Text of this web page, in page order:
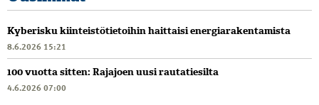
Kyberisku kiinteistötietoihin haittaisi energiarakentamista
8.6.2026 15:21
100 vuotta sitten: Rajajoen uusi rautatiesilta
4.6.2026 07:00